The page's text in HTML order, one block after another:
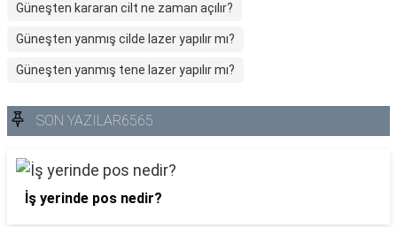
Güneşten kararan cilt ne zaman açılır?
Güneşten yanmış cilde lazer yapılır mı?
Güneşten yanmış tene lazer yapılır mı?
SON YAZILAR6565
İş yerinde pos nedir?